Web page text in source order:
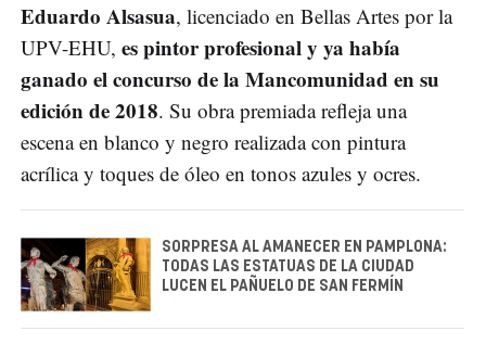
Eduardo Alsasua, licenciado en Bellas Artes por la
UPV-EHU, es pintor profesional y ya había
ganado el concurso de la Mancomunidad en su
edición de 2018. Su obra premiada refleja una
escena en blanco y negro realizada con pintura
acrílica y toques de óleo en tonos azules y ocres.
SORPRESA AL AMANECER EN PAMPLONA:
TODAS LAS ESTATUAS DE LA CIUDAD
LUCEN EL PAÑUELO DE SAN FERMÍN